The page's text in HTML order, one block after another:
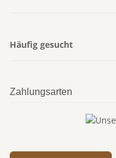
Häufig gesucht
Zahlungsarten